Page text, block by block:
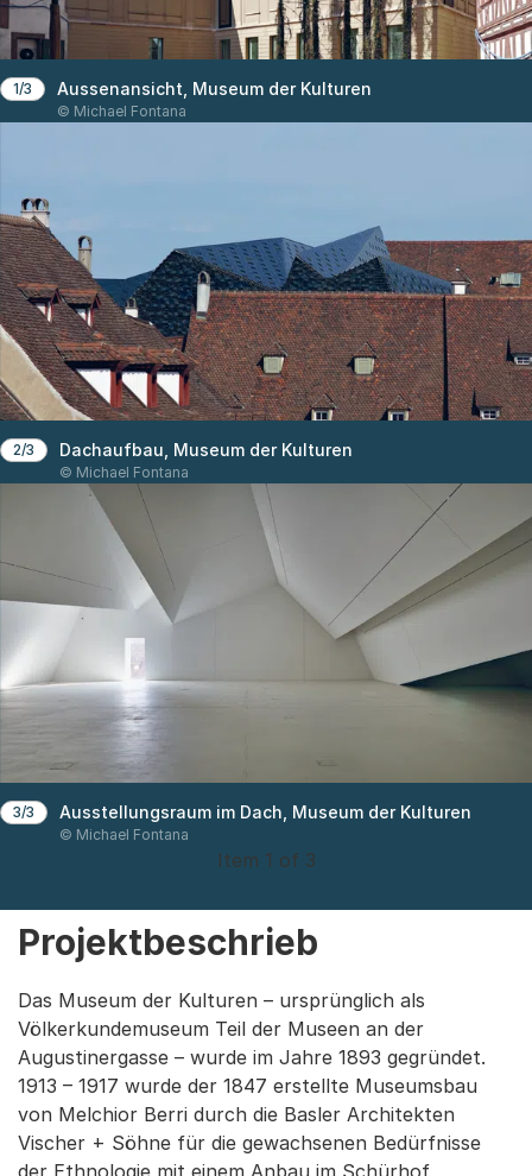
1/3 Aussenansicht, Museum der Kulturen
© Michael Fontana
2/3 Dachaufbau, Museum der Kulturen
© Michael Fontana
3/3 Ausstellungsraum im Dach, Museum der Kulturen
© Michael Fontana
Item 1 of 3
Projektbeschrieb
Das Museum der Kulturen – ursprünglich als
Völkerkundemuseum Teil der Museen an der
Augustinergasse – wurde im Jahre 1893 gegründet.
1913 – 1917 wurde der 1847 erstellte Museumsbau
von Melchior Berri durch die Basler Architekten
Vischer + Söhne für die gewachsenen Bedürfnisse
der Ethnologie mit einem Anbau im Schürhof